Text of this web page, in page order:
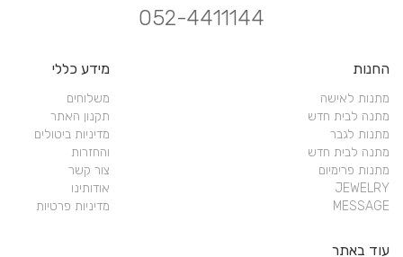
052-4411144
החנות
מתנות לאישה
מתנה לבית חדש
מתנות לגבר
מתנה לבית חדש
מתנות פרימיום
JEWELRY
MESSAGE
מידע כללי
משלוחים
תקנון האתר
מדיניות ביטולים
והחזרות
צור קשר
אודותינו
מדיניות פרטיות
עוד באתר